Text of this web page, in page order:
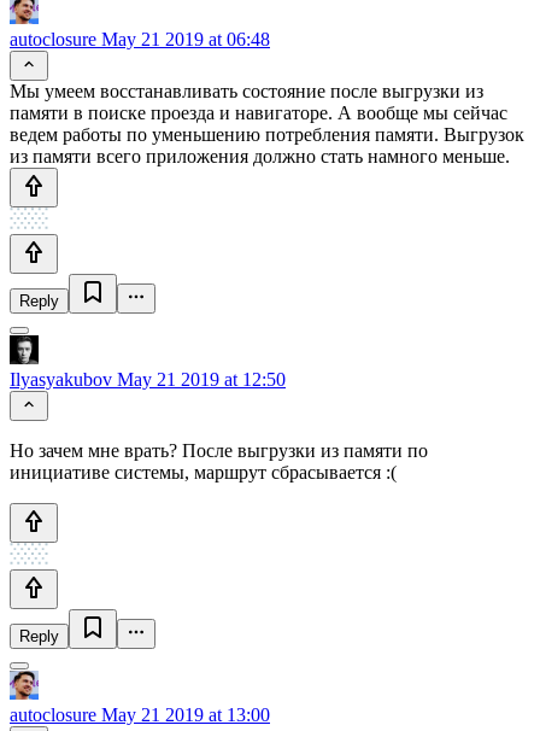
autoclosure May 21 2019 at 06:48
Мы умеем восстанавливать состояние после выгрузки из
памяти в поиске проезда и навигаторе. А вообще мы сейчас
ведем работы по уменьшению потребления памяти. Выгрузок
из памяти всего приложения должно стать намного меньше.
Reply
Ilyasyakubov May 21 2019 at 12:50
Но зачем мне врать? После выгрузки из памяти по
инициативе системы, маршрут сбрасывается :(
Reply
autoclosure May 21 2019 at 13:00